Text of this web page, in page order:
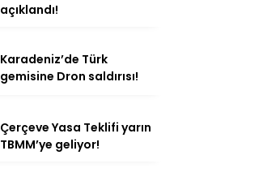
açıklandı!
Karadeniz’de Türk
gemisine Dron saldırısı!
Çerçeve Yasa Teklifi yarın
TBMM’ye geliyor!